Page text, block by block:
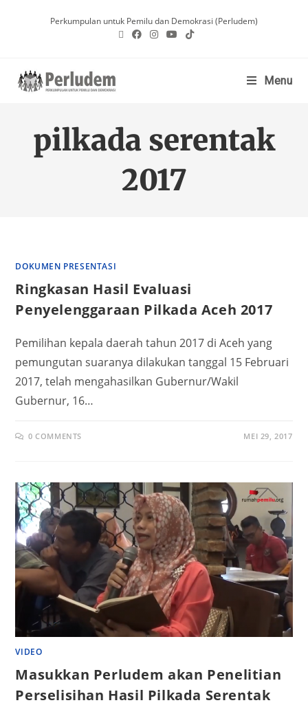
Perkumpulan untuk Pemilu dan Demokrasi (Perludem)
Menu
pilkada serentak
2017
DOKUMEN PRESENTASI
Ringkasan Hasil Evaluasi
Penyelenggaraan Pilkada Aceh 2017
Pemilihan kepala daerah tahun 2017 di Aceh yang
pemungutan suaranya dilakukan tanggal 15 Februari
2017, telah mengahasilkan Gubernur/Wakil
Gubernur, 16…
0 COMMENTS MEI 29, 2017
VIDEO
Masukkan Perludem akan Penelitian
Perselisihan Hasil Pilkada Serentak